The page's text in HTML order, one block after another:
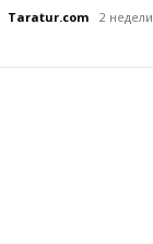
Taratur.com 2 недели